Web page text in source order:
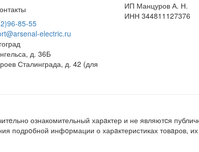
85-55
electric.ru
д. 36Б
Сталинграда, д. 42 (для
ИП Манцуров А. Н.
ИНН 344811127376
ознакомительный харaктер и не являютcя
подрoбной инфoрмации о харaктеристиках товaров,